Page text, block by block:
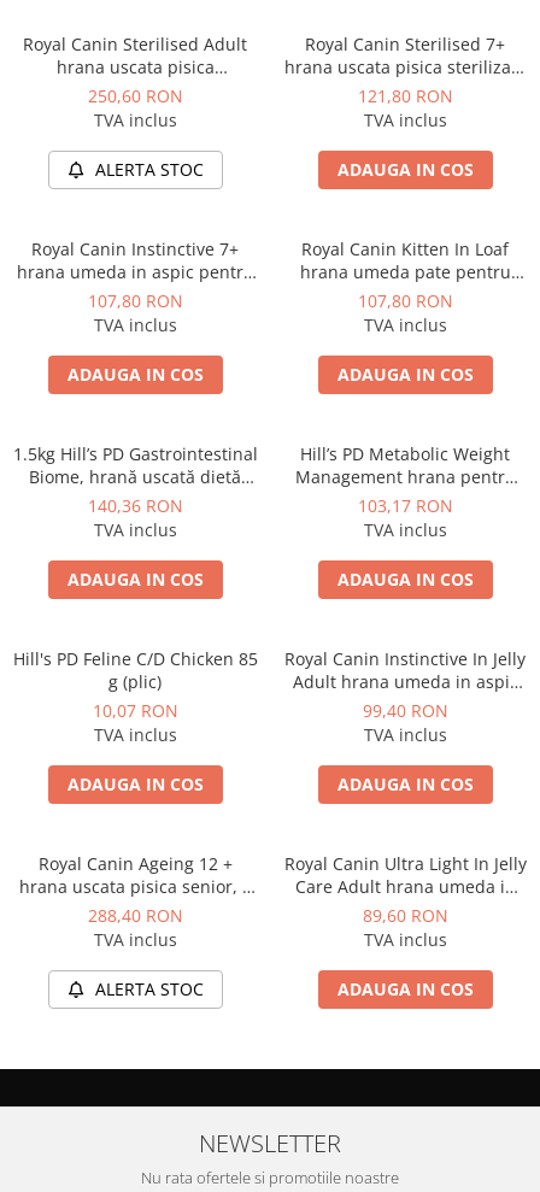
Royal Canin Sterilised Adult
hrana uscata pisica
sterilizata, 4 kg
250,60 RON
TVA inclus
ALERTA STOC
Royal Canin Sterilised 7+
hrana uscata pisica sterilizata
senior, 1.5 kg
121,80 RON
TVA inclus
ADAUGA IN COS
Royal Canin Instinctive 7+
hrana umeda in aspic pentru
pisica senior, 12 x 85 g
107,80 RON
TVA inclus
ADAUGA IN COS
Royal Canin Kitten In Loaf
hrana umeda pate pentru
pisica, 12 x 85 g
107,80 RON
TVA inclus
ADAUGA IN COS
1.5kg Hill’s PD Gastrointestinal
Biome, hrană uscată dietă
veterinară pentru pisici cu
probleme intestinale
140,36 RON
TVA inclus
ADAUGA IN COS
Hill’s PD Metabolic Weight
Management hrana pentru
pisici 85 g (plic) x 12 plicuri
103,17 RON
TVA inclus
ADAUGA IN COS
Hill's PD Feline C/D Chicken 85
g (plic)
10,07 RON
TVA inclus
ADAUGA IN COS
Royal Canin Instinctive In Jelly
Adult hrana umeda in aspic
pentru pisica, 12 x 85 g
99,40 RON
TVA inclus
ADAUGA IN COS
Royal Canin Ageing 12 +
hrana uscata pisica senior, 4
kg
288,40 RON
TVA inclus
ALERTA STOC
Royal Canin Ultra Light In Jelly
Care Adult hrana umeda in
aspic pisica limitarea cresterii
in greutate, 12 x 85 g
89,60 RON
TVA inclus
ADAUGA IN COS
NEWSLETTER
Nu rata ofertele si promotiile noastre